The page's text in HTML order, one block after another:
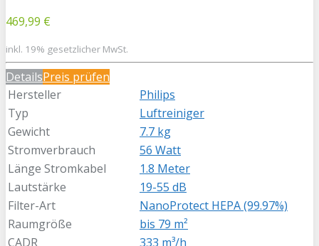
469,99 €
inkl. 19% gesetzlicher MwSt.
DetailsPreis prüfen
Hersteller
Philips
Typ
Luftreiniger
Gewicht
7.7 kg
Stromverbrauch
56 Watt
Länge Stromkabel
1.8 Meter
Lautstärke
19-55 dB
Filter-Art
NanoProtect HEPA (99.97%)
Raumgröße
bis 79 m²
CADR
333 m³/h